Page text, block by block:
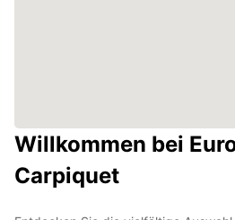
Willkommen bei
Carpiquet